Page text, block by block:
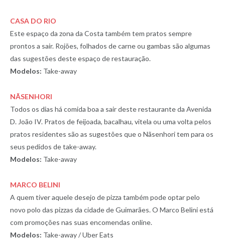
CASA DO RIO
Este espaço da zona da Costa também tem pratos sempre
prontos a sair. Rojões, folhados de carne ou gambas são algumas
das sugestões deste espaço de restauração.
Modelos: Take-away
NÃSENHORI
Todos os dias há comida boa a sair deste restaurante da Avenida
D. João IV. Pratos de feijoada, bacalhau, vitela ou uma volta pelos
pratos residentes são as sugestões que o Nãsenhori tem para os
seus pedidos de take-away.
Modelos: Take-away
MARCO BELINI
A quem tiver aquele desejo de pizza também pode optar pelo
novo polo das pizzas da cidade de Guimarães. O Marco Belini está
com promoções nas suas encomendas online.
Modelos: Take-away / Uber Eats